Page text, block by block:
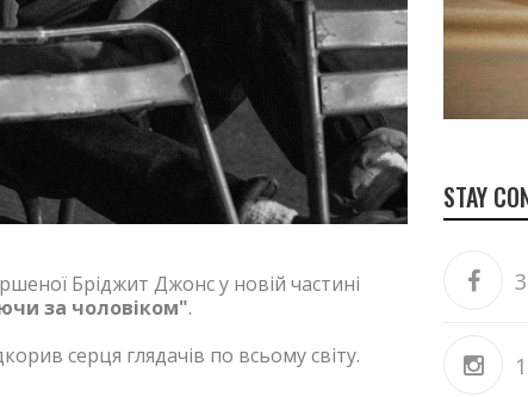
Бріджит Джонс у новій частині
за чоловіком".
серця глядачів по всьому світу.
STAY